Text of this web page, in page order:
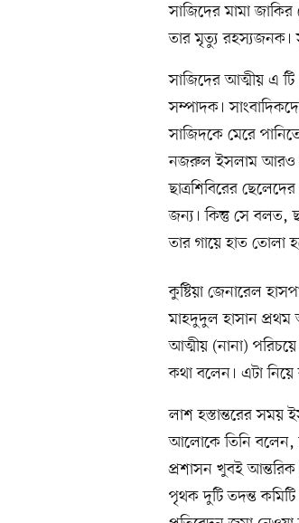
সাজিদের মামা
তার মৃত্যু রহস্যজনক।
সাজিদের আত্মীয় এ
সম্পাদক।
সাজিদকে মেরে
নজরুল ইসলাম আরও
ছাত্রশিবিরের
জন্য। কিন্তু সে বলত,
তার গায়ে হাত তোলা
কুষ্টিয়া জেনারেল
মাহদুদুল হাসান
আত্মীয় (নানা)
কথা বলেন। এটা নিয়ে
লাশ হস্তান্তরের সময়
আলোকে তিনি বলেন,
প্রশাসন খুবই
পৃথক দুটি তদন্ত কমিটি